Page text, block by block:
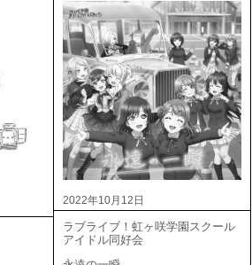
2022年10月12日
ラブライブ！虹ヶ咲学園スクール
アイドル同好会